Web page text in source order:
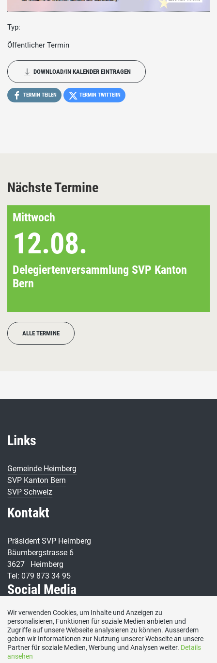
Typ:
Öffentlicher Termin
DOWNLOAD/IN KALENDER EINTRAGEN
TERMIN TEILEN TERMIN TWITTERN
Nächste Termine
Mittwoch
12.08.
Delegiertenversammlung SVP Kanton
Bern
ALLE TERMINE
Links
Gemeinde Heimberg
SVP Kanton Bern
SVP Schweiz
Kontakt
Präsident SVP Heimberg
Bäumbergstrasse 6
3627 Heimberg
Tel: 079 873 34 95
Social Media
Besuchen Sie uns bei:
Wir verwenden Cookies, um Inhalte und Anzeigen zu
personalisieren, Funktionen für soziale Medien anbieten und
Zugriffe auf unsere Webseite analysieren zu können. Ausserdem
geben wir Informationen zur Nutzung unserer Webseite an unsere
Partner für soziale Medien, Werbung und Analysen weiter. Details
ansehen